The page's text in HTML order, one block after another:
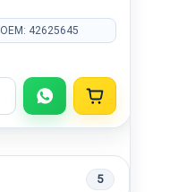
OEM: 42625645
5